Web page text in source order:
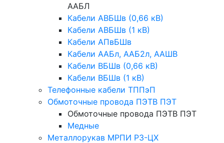
ААБЛ
Кабели АВБШв (0,66 кВ)
Кабели АВБШв (1 кВ)
Кабели АПвБШв
Кабели ААБл, ААБ2л, ААШВ
Кабели ВБШв (0,66 кВ)
Кабели ВБШв (1 кВ)
Телефонные кабели ТППэП
Обмоточные провода ПЭТВ ПЭТ
Обмоточные провода ПЭТВ ПЭТ
Медные
Металлорукав МРПИ РЗ-ЦХ